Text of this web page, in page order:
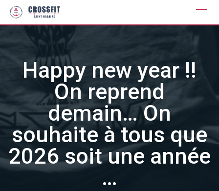
Skip
Happy new year !!
On reprend
demain… On
souhaite à tous que
2026 soit une année
…